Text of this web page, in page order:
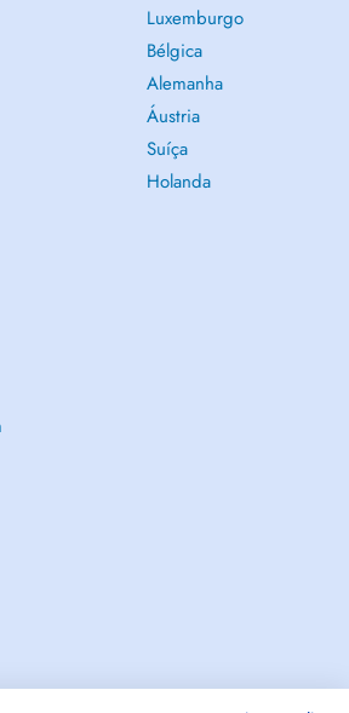
Luxemburgo
Bélgica
Alemanha
Áustria
Suíça
Holanda